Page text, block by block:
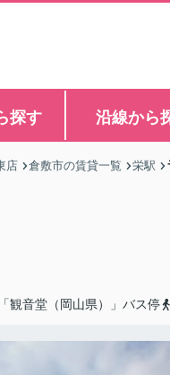
探す 沿線から
店 倉敷市の賃貸一覧 栄駅
観音堂（岡山県）」バス停